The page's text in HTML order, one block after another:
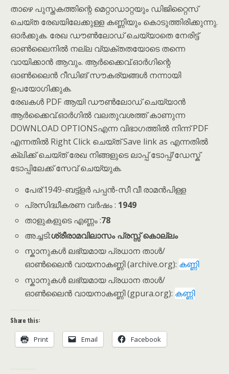
താഴെ പുസ്തകത്തിന്റെ മെറ്റാഡാറ്റയും ഡിജിറ്റൈസ്
ചെയ്ത രേഖയിലേക്കുള്ള കണ്ണിയും കൊടുത്തിരിക്കുന്നു.
ഓർക്കുക. രേഖ ഡൗൺലോഡ് ചെയ്യാതെ നേരിട്ട്
ഓൺലൈനിൽ നല്ല വ്യക്തതയോടെ തന്നെ
വായിക്കാൻ ആവും. ആർക്കൈവ്.ഓർഗിന്റെ
ഓൺലൈൻ റീഡിങ് സൗകര്യങ്ങൾ നന്നായി
ഉപയോഗിക്കുക.
രേഖകൾ PDF ആയി ഡൗൺലോഡ് ചെയ്യാൻ
ആർക്കൈവ്.ഓർഗിൽ വലതുവശത്ത് കാണുന്ന
DOWNLOAD OPTIONSഎന്ന വിഭാഗത്തിൽ നിന്ന് PDF
എന്നതിൽ Right Click ചെയ്ത് Save link as എന്നതിൽ
ക്ലിക്ക് ചെയ്ത് രേഖ നിങ്ങളുടെ ലാപ്പ് ടോപ്പ്/ഡേസ്ക്
ടോപ്പിലേക്ക് സേവ് ചെയ്യുക.
പേര്:1949-ബട്ട്ളര്‍ പപ്പന്‍-സീ വീ രാമന്‍പിള്ള
പ്രസിദ്ധീകരണ വർഷം : 1949
താളുകളുടെ എണ്ണം :78
അച്ചടി:‍ശ്രീരാമവിലാസം പ്രസ്സ് കൊല്ലം
സ്കാനുകൾ ലഭ്യമായ പ്രധാന താൾ/
ഓൺലൈൻ വായനാകണ്ണി (archive.org): കണ്ണി
സ്കാനുകൾ ലഭ്യമായ പ്രധാന താൾ/
ഓൺലൈൻ വായനാകണ്ണി (gpura.org): കണ്ണി
Share this:
Print Email Facebook